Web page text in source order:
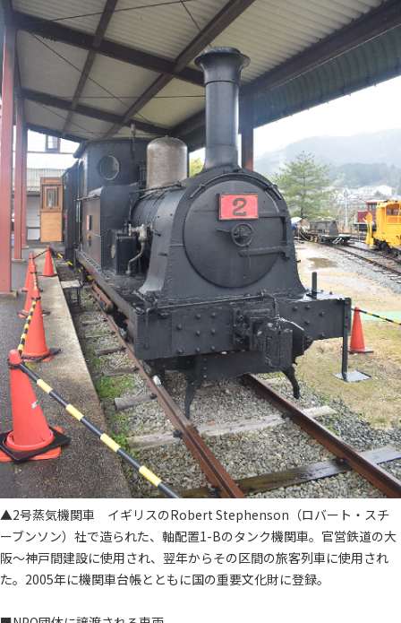
▲2号蒸気機関車 イギリスのRobert Stephenson（ロバート・スチ
ーブンソン）社で造られた、軸配置1-Bのタンク機関車。官営鉄道の大
阪～神戸間建設に使用され、翌年からその区間の旅客列車に使用され
た。2005年に機関車台帳とともに国の重要文化財に登録。